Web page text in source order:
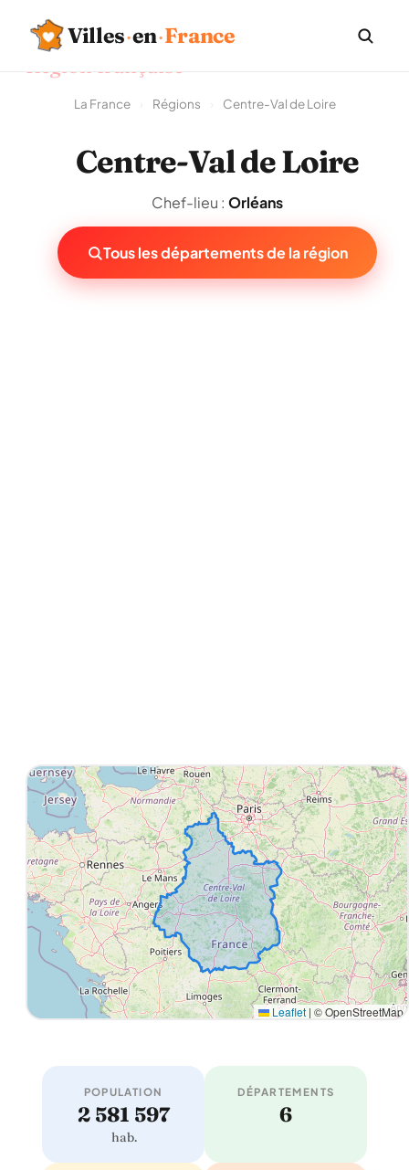
Villes·en·France
La France Régions Centre-Val de Loire
Région française
Centre-Val de Loire
Chef-lieu : Orléans
Tous les départements de la région
Leaflet | © OpenStreetMap
POPULATION
2 581 597
hab.
DÉPARTEMENTS
6